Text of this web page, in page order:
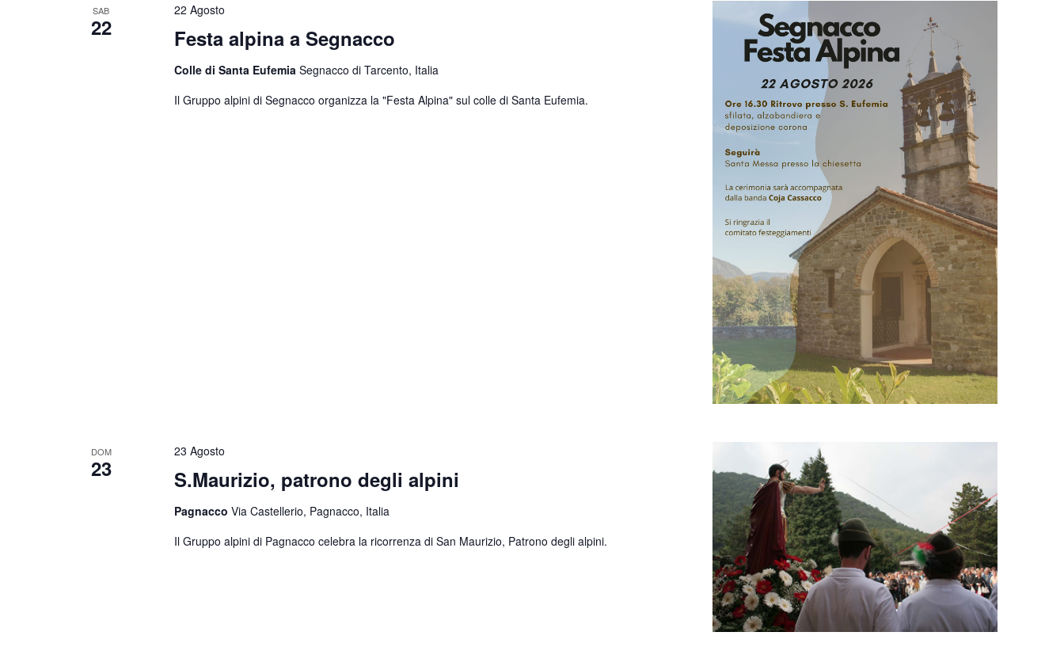
SAB
22 Festa alpina a Segnacco
22 Agosto
Colle di Santa Eufemia Segnacco di Tarcento, Italia
Il Gruppo alpini di Segnacco organizza la "Festa Alpina" sul colle di Santa Eufemia.
DOM
23 S.Maurizio, patrono degli alpini
23 Agosto
Pagnacco Via Castellerio, Pagnacco, Italia
Il Gruppo alpini di Pagnacco celebra la ricorrenza di San Maurizio, Patrono degli alpini.